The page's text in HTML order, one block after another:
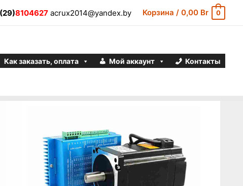
8104627 acrux2014@yandex.by Корзина / 0,00 Br 0
Как заказать, оплата Мой аккаунт Контакты